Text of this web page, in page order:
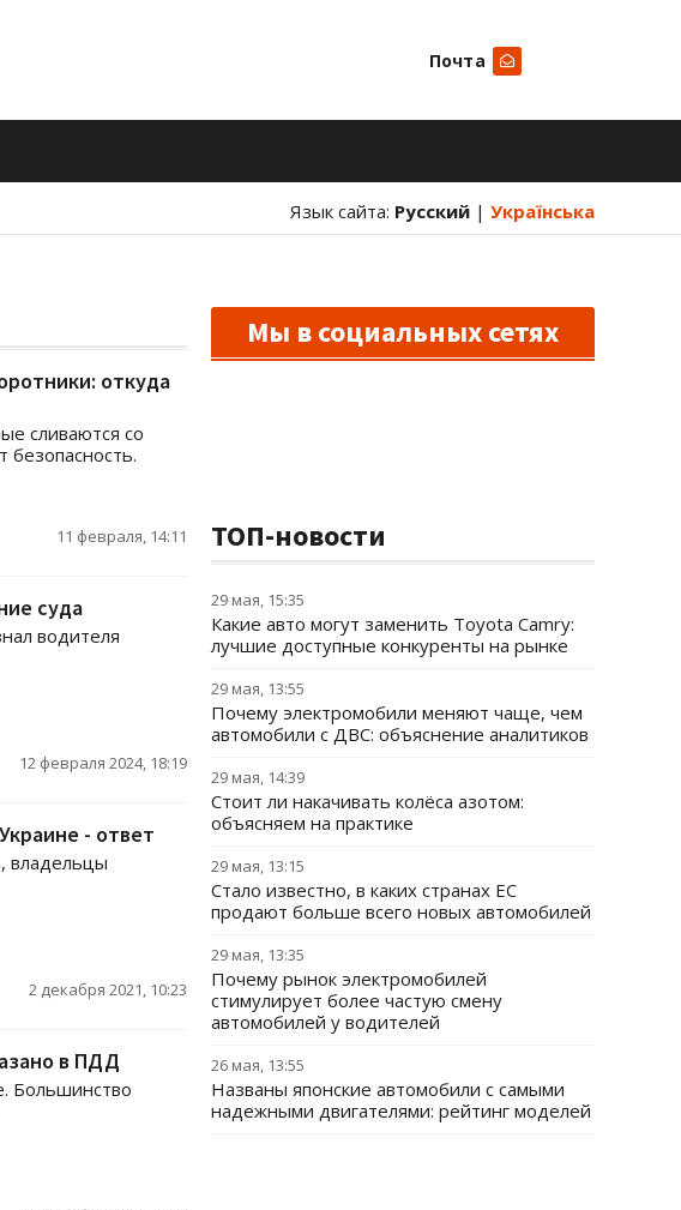
Почта
Язык сайта: Русский | Українська
откуда
сливаются со
безопасность.
11 февраля, 14:11
суда
водителя
12 февраля 2024, 18:19
- ответ
владельцы
2 декабря 2021, 10:23
в ПДД
Большинство
Мы в социальных сетях
ТОП-новости
29 мая, 15:35
Какие авто могут заменить Toyota Camry:
лучшие доступные конкуренты на рынке
29 мая, 13:55
Почему электромобили меняют чаще, чем
автомобили с ДВС: объяснение аналитиков
29 мая, 14:39
Стоит ли накачивать колёса азотом:
объясняем на практике
29 мая, 13:15
Стало известно, в каких странах ЕС
продают больше всего новых автомобилей
29 мая, 13:35
Почему рынок электромобилей
стимулирует более частую смену
автомобилей у водителей
26 мая, 13:55
Названы японские автомобили с самыми
надежными двигателями: рейтинг моделей